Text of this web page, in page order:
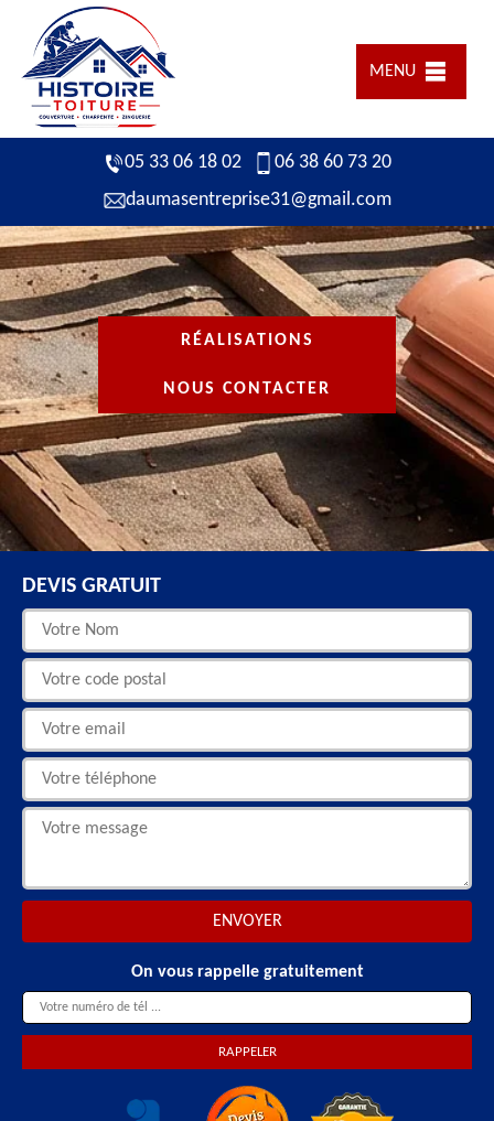
MENU
05 33 06 18 02
06 38 60 73 20
daumasentreprise31@gmail.com
RÉALISATIONS
NOUS CONTACTER
DEVIS GRATUIT
On vous rappelle gratuitement